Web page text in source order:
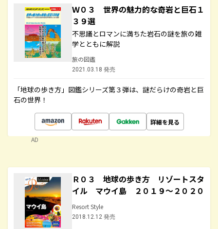
Ｗ０３ 世界の魅力的な奇岩と巨石１
３９選
不思議とロマンに満ちた岩石の謎を旅の雑
学とともに解説
旅の図鑑
2021.03.18 発売
「地球の歩き方」図鑑シリーズ第３弾は、謎だらけの奇岩と巨
石の世界！
詳細を見る
AD
Ｒ０３ 地球の歩き方 リゾートスタ
イル マウイ島 ２０１９～２０２０
Resort Style
2018.12.12 発売